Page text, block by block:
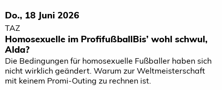
Do., 18 Juni 2026
TAZ
Homosexuelle im ProfifußballBis’ wohl schwul,
Alda?
Die Bedingungen für homosexuelle Fußballer haben sich
nicht wirklich geändert. Warum zur Weltmeisterschaft
mit keinem Promi-Outing zu rechnen ist.